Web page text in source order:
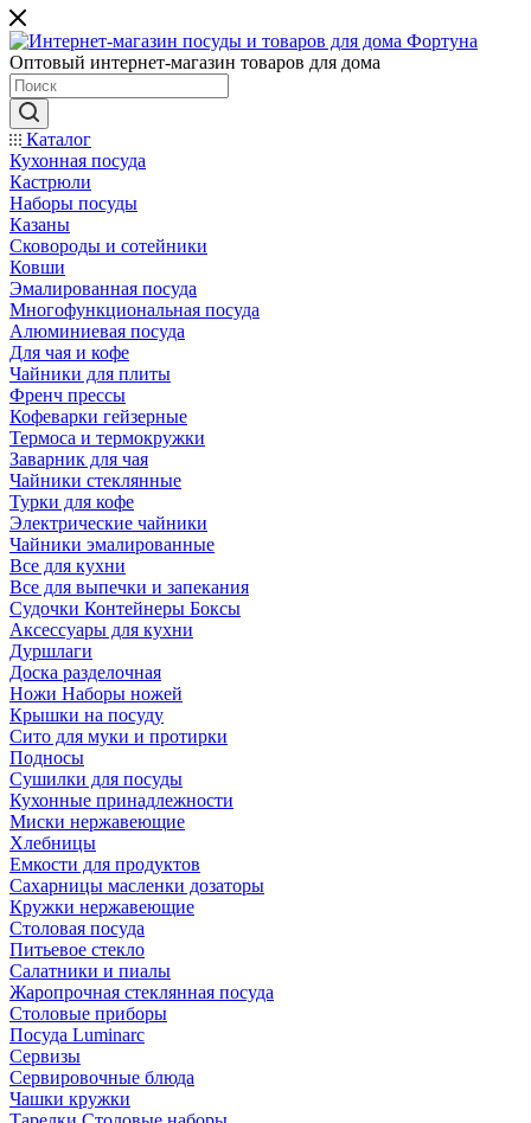
Оптовый интернет-магазин товаров для дома
Каталог
Кухонная посуда
Кастрюли
Наборы посуды
Казаны
Сковороды и сотейники
Ковши
Эмалированная посуда
Многофункциональная посуда
Алюминиевая посуда
Для чая и кофе
Чайники для плиты
Френч прессы
Кофеварки гейзерные
Термоса и термокружки
Заварник для чая
Чайники стеклянные
Турки для кофе
Электрические чайники
Чайники эмалированные
Все для кухни
Все для выпечки и запекания
Судочки Контейнеры Боксы
Аксессуары для кухни
Дуршлаги
Доска разделочная
Ножи Наборы ножей
Крышки на посуду
Сито для муки и протирки
Подносы
Сушилки для посуды
Кухонные принадлежности
Миски нержавеющие
Хлебницы
Емкости для продуктов
Сахарницы масленки дозаторы
Кружки нержавеющие
Столовая посуда
Питьевое стекло
Салатники и пиалы
Жаропрочная стеклянная посуда
Столовые приборы
Посуда Luminarс
Сервизы
Сервировочные блюда
Чашки кружки